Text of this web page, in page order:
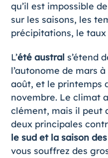
qu’il est impossible
sur les saisons, les
précipitations, le taux
L’été austral s’étend
l’autonome de mars
août, et le printemps
novembre. Le climat
clément, mais il peut
deux principales
le sud et la saison
vous souffrez des